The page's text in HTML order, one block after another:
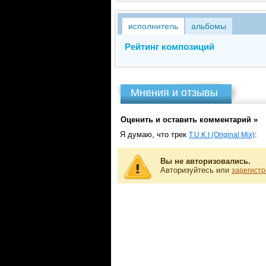
исполнитель альбомы
Рейтинг композиций
Мнения и отзывы
Оценить и оставить комментарий »
Я думаю, что трек T.U.K.I (Original Mix):
Вы не авторизовались.
Авторизуйтесь или